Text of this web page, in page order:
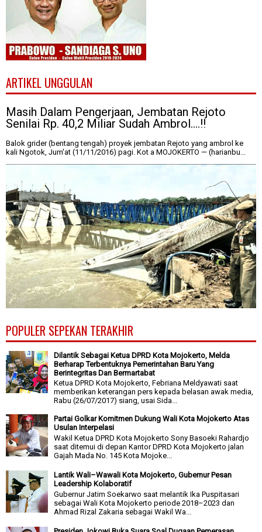
ARTIKEL UNGGULAN
Masih Dalam Pengerjaan, Jembatan Rejoto
Senilai Rp. 40,2 Miliar Sudah Ambrol....!!
Balok grider (bentang tengah) proyek jembatan Rejoto yang ambrol ke
kali Ngotok, Jum'at (11/11/2016) pagi. Kot a MOJOKERTO — (harianbu...
POPULER SEPEKAN TERAKHIR
Dilantik Sebagai Ketua DPRD Kota Mojokerto, Melda
Berharap Terbentuknya Pemerintahan Baru Yang
Berintegritas Dan Bermartabat
Ketua DPRD Kota Mojokerto, Febriana Meldyawati saat
memberikan keterangan pers kepada belasan awak media,
Rabu (26/07/2017) siang, usai Sida...
Partai Golkar Komitmen Dukung Wali Kota Mojokerto Atas
Usulan Interpelasi
Wakil Ketua DPRD Kota Mojokerto Sony Basoeki Rahardjo
saat ditemui di depan Kantor DPRD Kota Mojokerto jalan
Gajah Mada No. 145 Kota Mojoke...
Lantik Wali–Wawali Kota Mojokerto, Gubernur Pesan
Leadership Kolaboratif
Gubernur Jatim Soekarwo saat melantik Ika Puspitasari
sebagai Wali Kota Mojokerto periode 2018–2023 dan
Ahmad Rizal Zakaria sebagai Wakil Wa...